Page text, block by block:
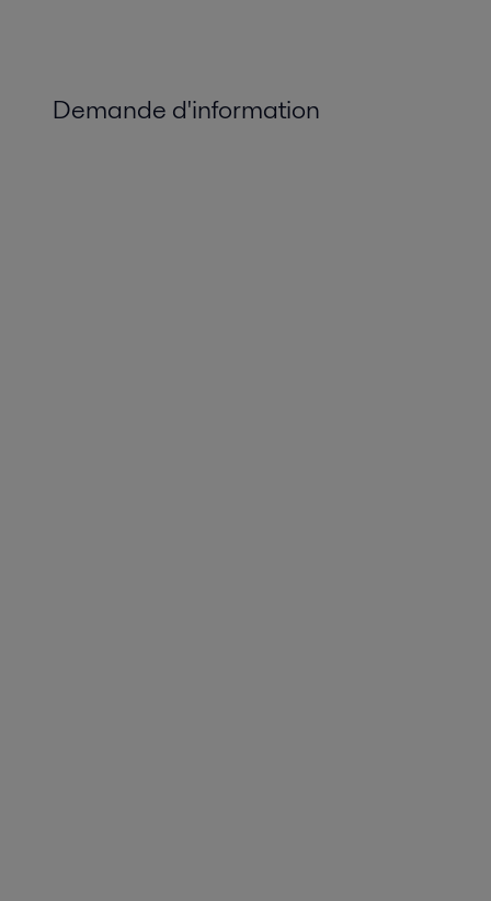
Demande d'information